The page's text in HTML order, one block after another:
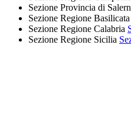
Sezione Provincia di
Sezione Regione Basilicata
Sezione Regione Calabria
Sezione Regione Sicilia